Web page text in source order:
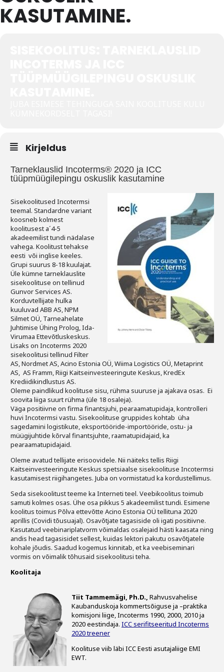
Tegevused
Digiraamatukogu
Juhendid ja väljaanded
Kontakt
Liitu meililistiga
Oskusteave
Incoterms® 2020
Abimaterjalid
Projektid
KASUTAMINE.
Kirjeldus
Tarneklauslid Incoterms® 2020 ja ICC
tüüpmüügilepingu oskuslik kasutamine
Sisekoolitused Incotermsi
teemal. Standardne variant
koosneb kolmest
koolitusest a´4-5
akadeemilist tundi nädalase
vahega. Koolitust tehakse
eesti või inglise keeles.
Grupi suurus 8-18 kuulajat.
Üle kümne tarneklauslite
sisekoolituse on tellinud
Gunvor Services AS.
Korduvtellijate hulka
kuuluvad ABB AS, NPM
Silmet OÜ, Tarneahelate
Juhtimise Ühing Prolog, Ida-
Virumaa Ettevõtluskeskus.
Lisaks on Incoterms 2020
sisekoolitusi tellinud Filter
AS, Nordmet AS, Acino Estonia OÜ, Wiima Logistics OÜ, Metaprint
AS, AS Framm, Riigi Kaitseinvesteeringute Keskus, KredEx
Krediidikindlustus AS.
Oleme paindlikud koolituse sisu, rühma suuruse ja ajakava osas. Ei
soovita liiga suurt rühma (üle 18 osaleja).
Väga positiivne on firma finantsjuhi, pearaamatupidaja, kontrolleri
huvi Incotermsi vastu. Sisekoolituse gruppides kohtab üha
sagedamini logistikute, eksportööride-importööride, ostu- ja
müügijuhtide kõrval finantsjuhte, raamatupidajaid, ka
pearaamatupidajaid.
Oleme avatud tellijate erisoovidele. Nii näiteks tellis Riigi
Kaitseinvesteeringute Keskus spetsiaalse sisekoolituse Incotermsi
kasutamisest riigihangetes. Juba on vormistatud ka kordustellimus.
Seda sisekoolitust teeme ka Interneti teel. Veebikoolitus toimub
samuti kolmes osas. Ühe osa pikkus 5 akadeemilist tundi. Esimene
koolitus toimus Põlva ettevõtte Acino Estonia OÜ tellituna 2020
aprillis (Covidi tõusuajal). Osavõtjate tagasiside oli igati positiivne.
Kasutatud veebinariplatvorm võimaldas osalejaid hästi kaasata ning
andis head tagasisidet sellest, kuidas lektori pakutu osavõtjatele
kohale jõudis. Saadud kogemus kinnitab, et ka veebiseminari
vormis on võimalik tõhusaid sisekoolitusi teha.
Koolitaja
Tiit Tammemägi, Ph.D., Rahvusvahelise
Kaubanduskoja kommertsõiguse ja –praktika
komisjoni liige, Incoterms 1990, 2000, 2010 ja
2020 eestindaja. ICC serifitseeritud Incoterms
2020 treener
Koolituse viib läbi ICC Eesti asutajaliige EMI
EWT.